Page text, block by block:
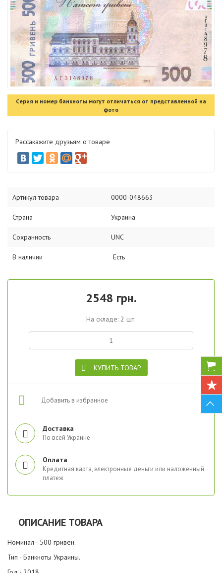
Серия и номер банкноты могут отличаться от представленной на
фото
Рассакажите друзьям о товаре
Артикул товара 0000-048663
Страна Украина
Сохранность UNC
В наличии Есть
2548 грн.
На складе: 2 шт.
КУПИТЬ ТОВАР
Добавить в избранное
Доставка
По всей Украине
Оплата
Кредитная карта, электронные деньги или наложенный
платеж
ОПИСАНИЕ ТОВАРА
Номинал - 500 гривен.
Тип - Банкноты Украины.